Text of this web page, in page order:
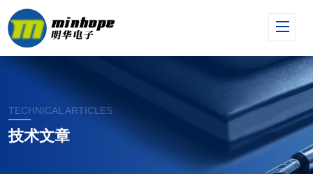
TECHNICAL ARTICLES
技术文章